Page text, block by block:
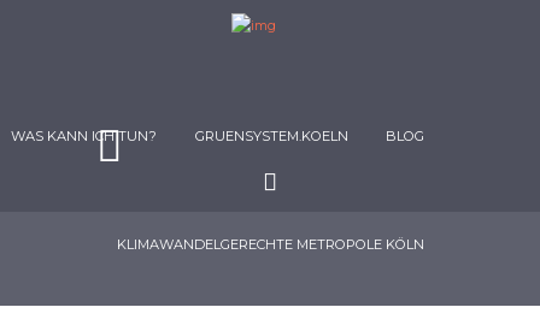
WAS KANN ICH TUN? GRUENSYSTEM.KOELN BLOG
KLIMAWANDELGERECHTE METROPOLE KÖLN